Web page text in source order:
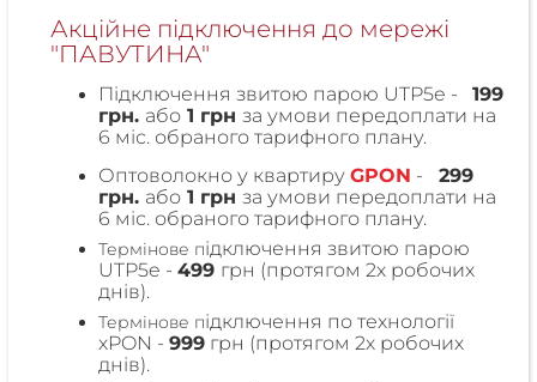
Акційне підключення до мережі
"ПАВУТИНА"
Підключення звитою парою UTP5e - 199
грн. або 1 грн за умови передоплати на
6 міс. обраного тарифного плану.
Оптоволокно у квартиру GPON -
299
грн. або 1 грн за умови передоплати на
6 міс. обраного тарифного плану.
Термінове підключення звитою парою
UTP5e - 499 грн (протягом 2х робочих
днів).
Термінове підключення по технології
xPON - 999 грн (протягом 2х робочих
днів).